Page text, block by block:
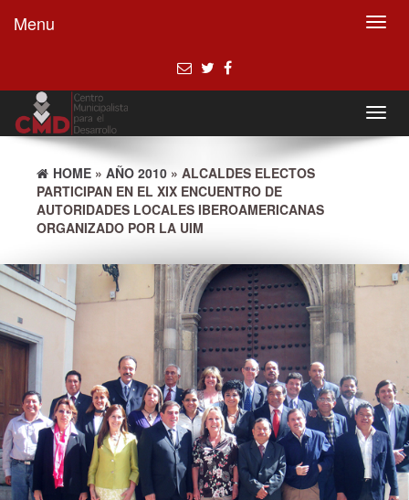
Menu
HOME » AÑO 2010 » ALCALDES ELECTOS
PARTICIPAN EN EL XIX ENCUENTRO DE
AUTORIDADES LOCALES IBEROAMERICANAS
ORGANIZADO POR LA UIM